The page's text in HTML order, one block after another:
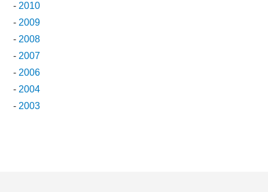
- 2010
- 2009
- 2008
- 2007
- 2006
- 2004
- 2003